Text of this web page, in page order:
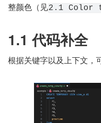
整颜色（见2.1 Color
1.1 代码补全
根据关键字以及上下文，